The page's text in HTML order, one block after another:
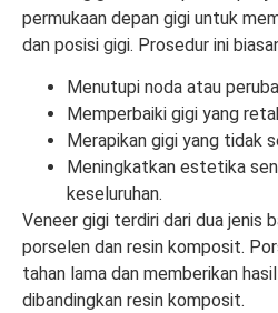
permukaan depan gigi untuk
dan posisi gigi. Prosedur ini
Menutupi noda atau
Memperbaiki gigi yang
Merapikan gigi yang tidak
Meningkatkan estetika
keseluruhan.
Veneer gigi terdiri dari dua jenis
porselen dan resin komposit.
tahan lama dan memberikan
dibandingkan resin komposit.